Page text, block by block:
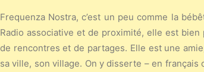
Frequenza Nostra, c’est un peu comme la
Radio associative et de proximité, elle est
de rencontres et de partages. Elle est une
sa ville, son village. On y disserte – en français